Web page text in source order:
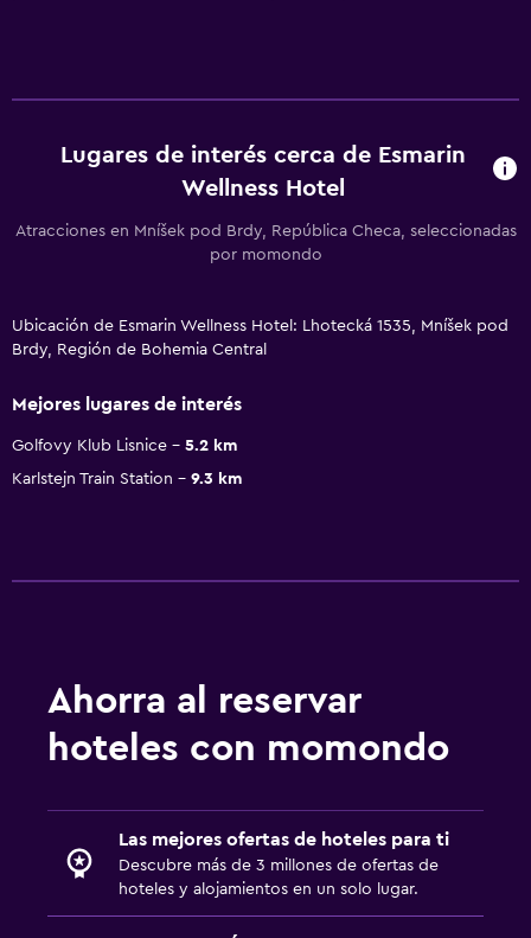
Lugares de interés cerca de Esmarin
Wellness Hotel
Atracciones en Mníšek pod Brdy, República Checa, seleccionadas
por momondo
Ubicación de Esmarin Wellness Hotel: Lhotecká 1535, Mníšek pod
Brdy, Región de Bohemia Central
Mejores lugares de interés
Golfovy Klub Lisnice
5.2 km
Karlstejn Train Station
9.3 km
Ahorra al reservar
hoteles con momondo
Las mejores ofertas de hoteles para ti
Descubre más de 3 millones de ofertas de
hoteles y alojamientos en un solo lugar.